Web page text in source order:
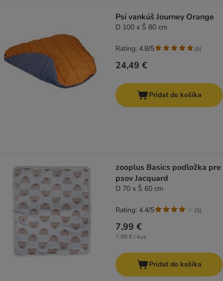
Psí vankúš Journey Orange
D 100 x Š 80 cm
24,49 €
Rating: 4.8/5 (6)
Pridať do košíka
zooplus Basics podložka pre
psov Jacquard
D 70 x Š 60 cm
7,99 €
7,99 € / kus
Rating: 4.4/5 (5)
Pridať do košíka